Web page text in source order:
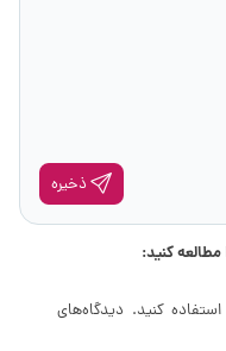
ذخیره
کنید:
کنید. دیدگاه‌های